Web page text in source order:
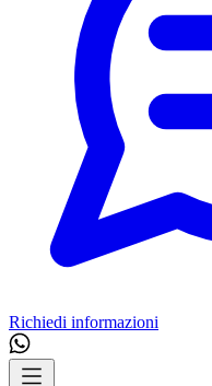
Richiedi informazioni